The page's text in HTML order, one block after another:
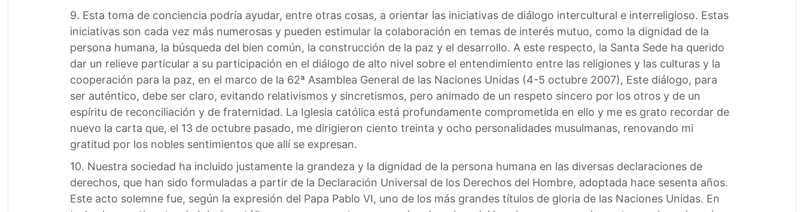
9. Esta toma de conciencia podría ayudar, entre otras cosas, a orientar las iniciativas de diálogo intercultural e interreligioso. Estas
iniciativas son cada vez más numerosas y pueden estimular la colaboración en temas de interés mutuo, como la dignidad de la
persona humana, la búsqueda del bien común, la construcción de la paz y el desarrollo. A este respecto, la Santa Sede ha querido
dar un relieve particular a su participación en el diálogo de alto nivel sobre el entendimiento entre las religiones y las culturas y la
cooperación para la paz, en el marco de la 62ª Asamblea General de las Naciones Unidas (4-5 octubre 2007), Este diálogo, para
ser auténtico, debe ser claro, evitando relativismos y sincretismos, pero animado de un respeto sincero por los otros y de un
espíritu de reconciliación y de fraternidad. La Iglesia católica está profundamente comprometida en ello y me es grato recordar de
nuevo la carta que, el 13 de octubre pasado, me dirigieron ciento treinta y ocho personalidades musulmanas, renovando mi
gratitud por los nobles sentimientos que allí se expresan.
10. Nuestra sociedad ha incluido justamente la grandeza y la dignidad de la persona humana en las diversas declaraciones de
derechos, que han sido formuladas a partir de la Declaración Universal de los Derechos del Hombre, adoptada hace sesenta años.
Este acto solemne fue, según la expresión del Papa Pablo VI, uno de los más grandes títulos de gloria de las Naciones Unidas. En